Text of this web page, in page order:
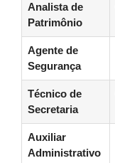
Analista de
Patrimônio
Agente de
Segurança
Técnico de
Secretaria
Auxiliar
Administrativo